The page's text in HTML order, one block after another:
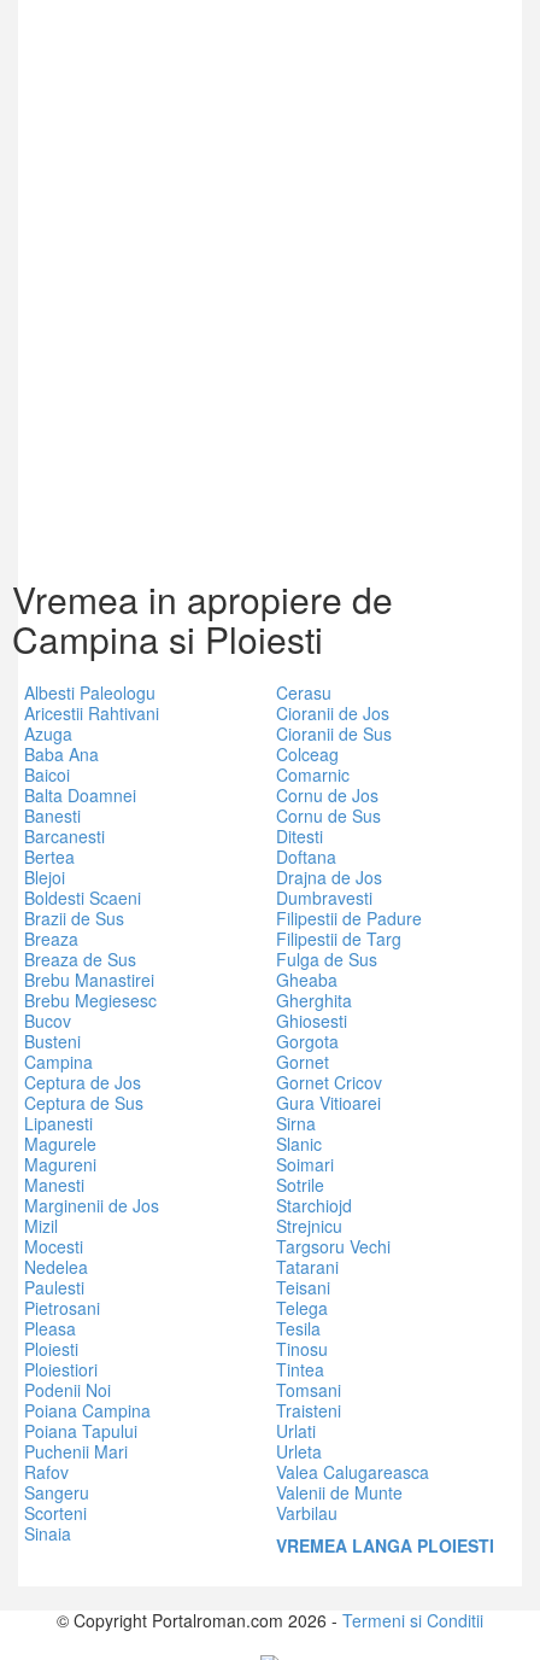
Vremea in apropiere de
Campina si Ploiesti
Albesti Paleologu
Aricestii Rahtivani
Azuga
Baba Ana
Baicoi
Balta Doamnei
Banesti
Barcanesti
Bertea
Blejoi
Boldesti Scaeni
Brazii de Sus
Breaza
Breaza de Sus
Brebu Manastirei
Brebu Megiesesc
Bucov
Busteni
Campina
Ceptura de Jos
Ceptura de Sus
Cerasu
Cioranii de Jos
Cioranii de Sus
Colceag
Comarnic
Cornu de Jos
Cornu de Sus
Ditesti
Doftana
Drajna de Jos
Dumbravesti
Filipestii de Padure
Filipestii de Targ
Fulga de Sus
Gheaba
Gherghita
Ghiosesti
Gorgota
Gornet
Gornet Cricov
Gura Vitioarei
Lipanesti
Magurele
Magureni
Manesti
Marginenii de Jos
Mizil
Mocesti
Nedelea
Paulesti
Pietrosani
Pleasa
Ploiesti
Ploiestiori
Podenii Noi
Poiana Campina
Poiana Tapului
Puchenii Mari
Rafov
Sangeru
Scorteni
Sinaia
Sirna
Slanic
Soimari
Sotrile
Starchiojd
Strejnicu
Targsoru Vechi
Tatarani
Teisani
Telega
Tesila
Tinosu
Tintea
Tomsani
Traisteni
Urlati
Urleta
Valea Calugareasca
Valenii de Munte
Varbilau
VREMEA LANGA PLOIESTI
© Copyright Portalroman.com 2026 - Termeni si Conditii